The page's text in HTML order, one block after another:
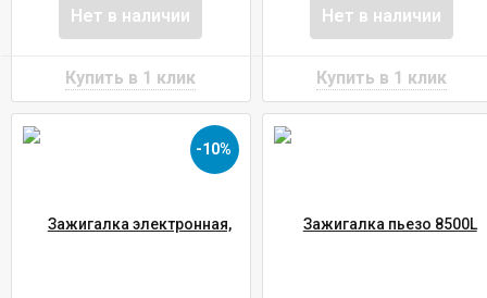
Нет в наличии Нет в наличии
-10%